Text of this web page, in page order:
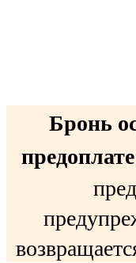
Бронь
предоплате